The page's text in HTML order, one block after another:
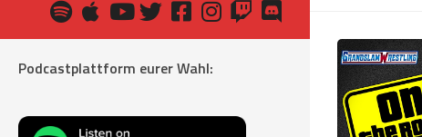
Podcastplattform eurer Wahl: